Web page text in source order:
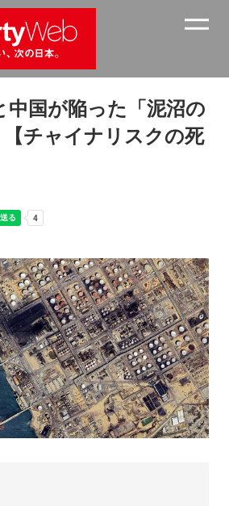
国が陥った「泥沼の
チャイナリスクの死